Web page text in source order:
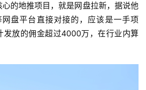
的地推项目，就是网盘拉新，据说他
盘平台直接对接的，应该是一手项
发放的佣金超过4000万，在行业内算